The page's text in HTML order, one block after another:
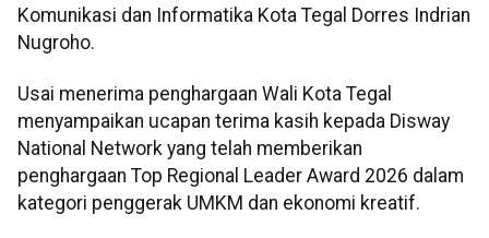
Komunikasi dan Informatika Kota Tegal Dorres Indrian
Nugroho.
Usai menerima penghargaan Wali Kota Tegal
menyampaikan ucapan terima kasih kepada Disway
National Network yang telah memberikan
penghargaan Top Regional Leader Award 2026 dalam
kategori penggerak UMKM dan ekonomi kreatif.